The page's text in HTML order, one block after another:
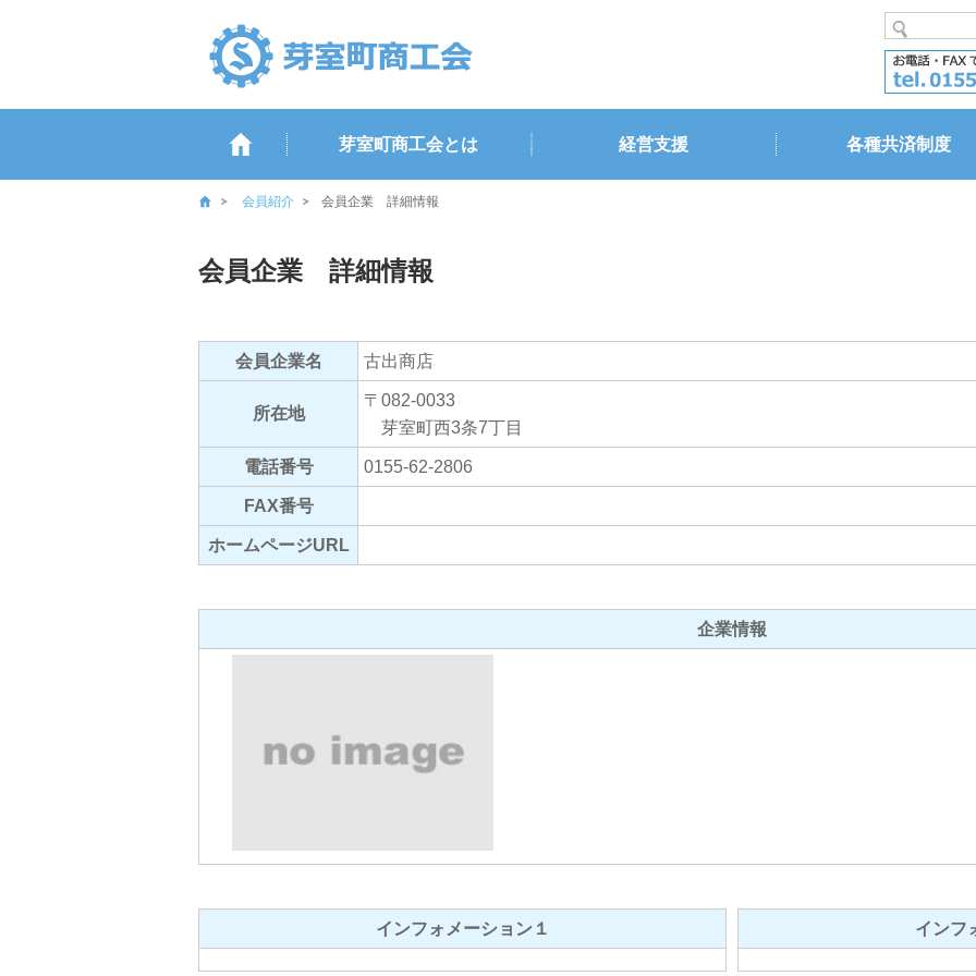
芽室町商工会とは 経営支援 各種共済制度
会員紹介 会員企業 詳細情報
会員企業 詳細情報
会員企業名 古出商店
所在地
〒082-0033
芽室町西3条7丁目
電話番号 0155-62-2806
FAX番号
ホームページURL
企業情報
インフォメーション１ インフ